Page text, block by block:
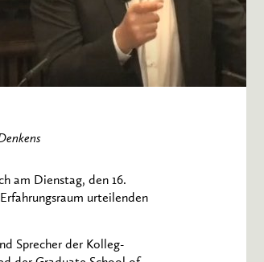
am Dienstag, den 16.
urteilenden
Sprecher der Kolleg-